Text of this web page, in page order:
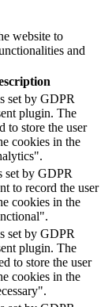
website to
and
set by GDPR
plugin. The
to store the user
cookies in the
set by GDPR
to record the user
cookies in the
set by GDPR
plugin. The
to store the user
cookies in the